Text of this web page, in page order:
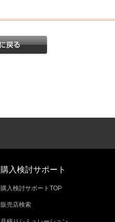
購入検討サポート
購入検討サポートTOP
販売店検索